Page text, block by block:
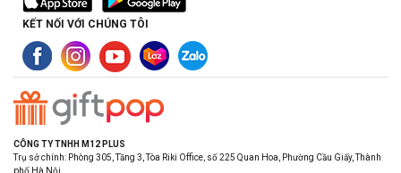
KẾT NỐI VỚI CHÚNG TÔI
CÔNG TY TNHH M12 PLUS
Trụ sở chính: Phòng 305, Tầng 3, Tòa Riki Office, số 225 Quan Hoa, Phường Cầu Giấy, Thành
phố Hà Nội.